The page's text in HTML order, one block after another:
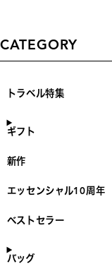
CATEGORY
トラベル特集
ギフト
新作
エッセンシャル10周年
ベストセラー
バッグ